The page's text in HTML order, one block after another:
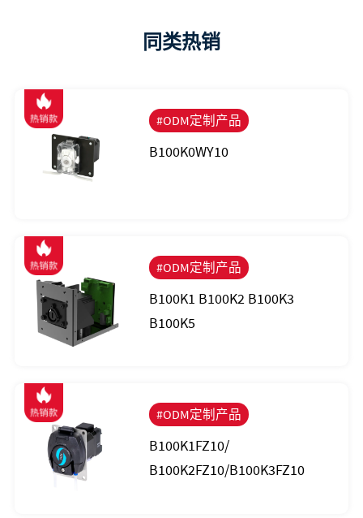
同类热销
#ODM定制产品
B100K0WY10
#ODM定制产品
B100K1 B100K2 B100K3
B100K5
#ODM定制产品
B100K1FZ10/
B100K2FZ10/B100K3FZ10